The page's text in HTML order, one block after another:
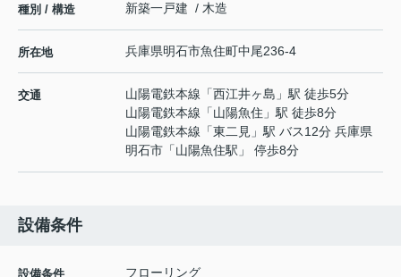
種別 / 構造 新築一戸建 / 木造
所在地 兵庫県明石市魚住町中尾236-4
交通 山陽電鉄本線 「西江井ヶ島 」駅 徒歩5分
山陽電鉄本線 「山陽魚住 」駅 徒歩8分
山陽電鉄本線 「東二見 」駅 バス12分 兵庫県
明石市「山陽魚住駅」 停歩8分
設備条件
設備条件
フローリング